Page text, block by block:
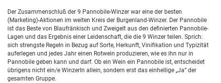
Der Zusammenschluß der 9 Pannobile-Winzer war eine der besten
(Marketing)-Aktionen im weiten Kreis der Burgenland-Winzer. Der Pannobile
ist das Beste von Blaufränkisch und Zweigelt aus den definierten Pannobile-
Lagen und das Ergebnis einer Leidenschaft, die die 9 Winzer teilen. Sprich:
sich strengste Regeln in Bezug auf Sorte, Herkunft, Vinifikation und Typizität
auferlegen und jedes Jahr einen Rotwein produzieren, wie es ihn nur in
Pannobile geben kann und darf. Ob ein Wein ein Pannobile ist, entscheidet
übrigens nicht ein/e WinzerIn allein, sondern erst das einhellige „Ja“ der
gesamten Gruppe.